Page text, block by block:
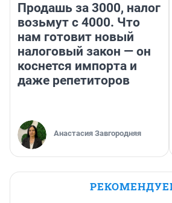
Продашь за 3000, налог
возьмут с 4000. Что
нам готовит новый
налоговый закон — он
коснется импорта и
даже репетиторов
Анастасия Завгородняя